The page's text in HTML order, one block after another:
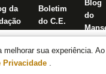
sua experiência.
Privacidade .
da
Boletim
do C.E.
Blog
do